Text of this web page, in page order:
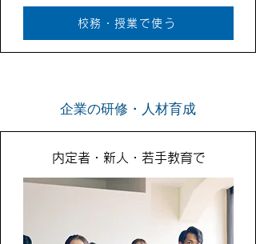
校務・授業で使う
企業の研修・人材育成
内定者・新人・若手教育で